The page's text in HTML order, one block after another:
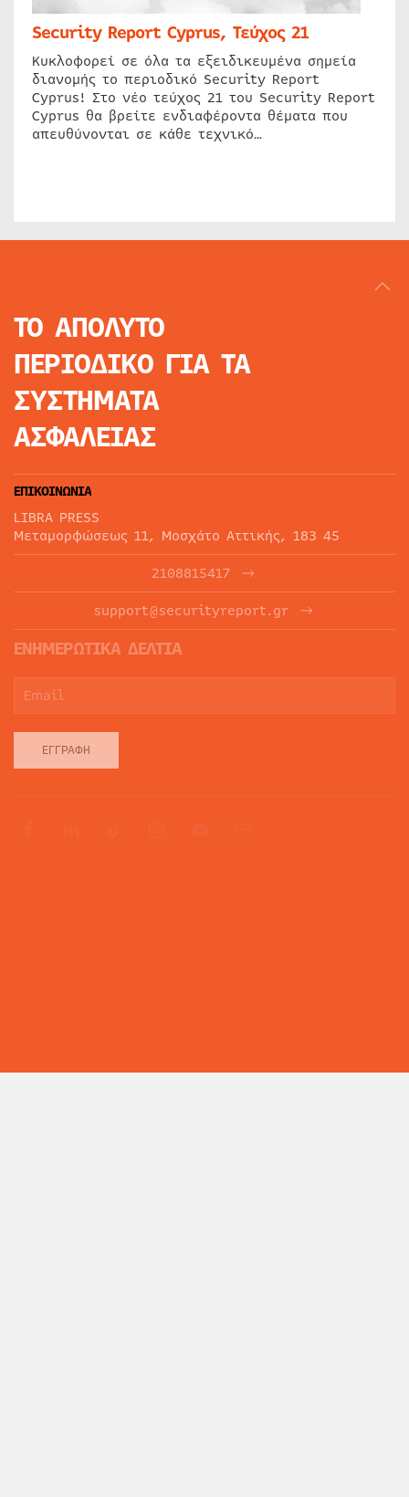
Security Report Cyprus, Τεύχος 21
Κυκλοφορεί σε όλα τα εξειδικευμένα σημεία
διανομής το περιοδικό Security Report
Cyprus! Στο νέο τεύχος 21 του Security Report
Cyprus θα βρείτε ενδιαφέροντα θέματα που
απευθύνονται σε κάθε τεχνικό…
ΤΟ ΑΠΟΛΥΤΟ
ΠΕΡΙΟΔΙΚΟ ΓΙΑ ΤΑ
ΣΥΣΤΗΜΑΤΑ
ΑΣΦΑΛΕΙΑΣ
ΕΠΙΚΟΙΝΩΝΙΑ
LIBRA PRESS
Μεταμορφώσεως 11, Μοσχάτο Αττικής, 183 45
2108815417
support@securityreport.gr
ΕΝΗΜΕΡΩΤΙΚΑ ΔΕΛΤΙΑ
ΕΓΓΡΑΦΉ